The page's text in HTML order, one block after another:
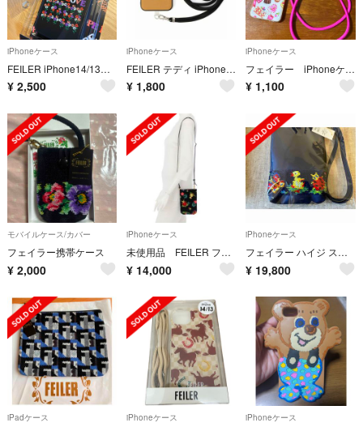
iPhoneケース
FEILER iPhone14/13ケース
¥ 2,500
iPhoneケース
FEILER テディ iPhone14 スマホケース
¥ 1,800
iPhoneケース
フェイラー iPhoneケース
¥ 1,100
モバイルケース/カバー
フェイラー携帯ケース
¥ 2,000
iPhoneケース
未使用品 FEILER フェイラー ハイジスマホポシェットブラック
¥ 14,000
iPhoneケース
フェイラー ハイジ スマホショルダー
¥ 19,800
iPadケース iPhoneケース iPhoneケース